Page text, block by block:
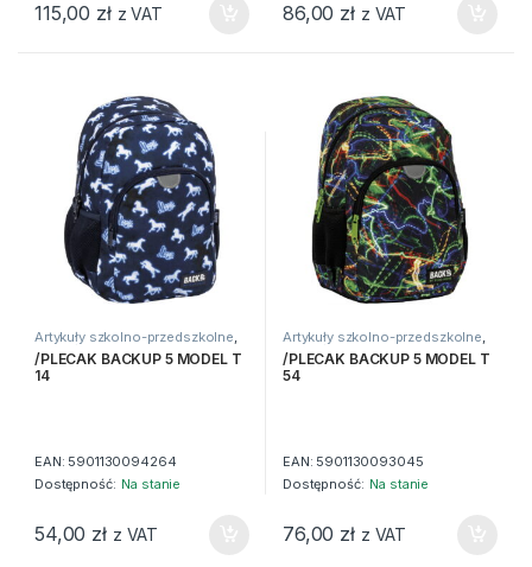
115,00 zł z VAT 86,00 zł z VAT
Artykuły szkolno-przedszkolne
Artykuły tekstylne ,
/PLECAK BACKUP 5 MODEL T
14
EAN: 5901130094264
Dostępność: Na stanie
54,00 zł z VAT
Artykuły szkolno-przedszkolne
Artykuły tekstylne ,
/PLECAK BACKUP 5 MODEL T
54
EAN: 5901130093045
Dostępność: Na stanie
76,00 zł z VAT